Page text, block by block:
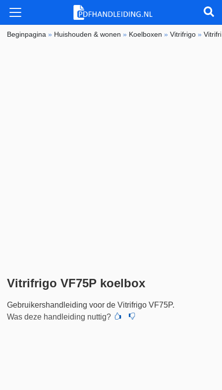
Beginpagina » Huishouden & wonen » Koelboxen »Vitrifrigo »
Vitrifrigo VF75P koelbox
Gebruikershandleiding voor de Vitrifrigo VF75P.
Was deze handleiding nuttig?